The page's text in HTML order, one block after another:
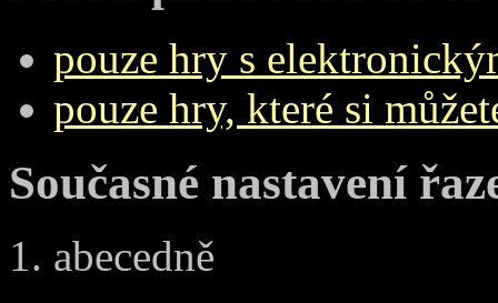
pouze hry s
pouze hry, které si
Současné nastavení
abecedně